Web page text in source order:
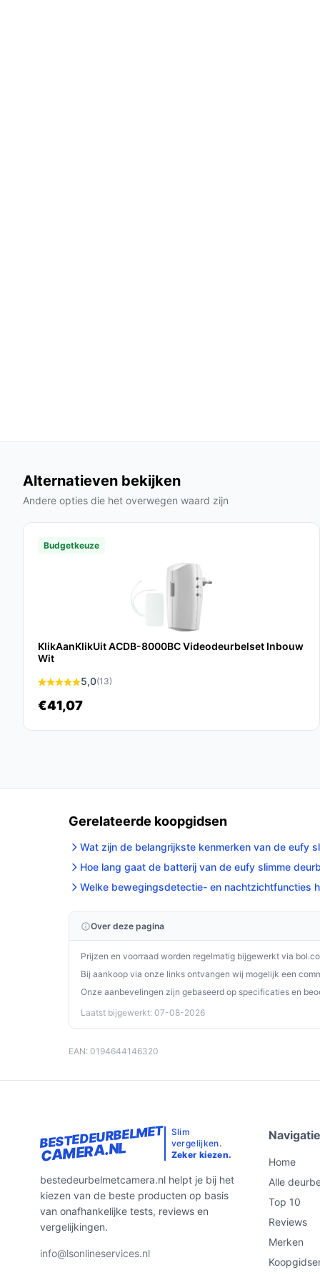
en de instellingen.
Is dit geschikt voor buitengebruik?
Ja, de deurbel is waterbestendig en ontworpen
Wat zijn de belangrijkste verschillen met
In vergelijking met andere merken biedt Eufy
beeldkwaliteit en gebruiksgemak zonder
Conclusie
De Eufy by Anker Videodeurbel + 2K
oplossing. Met deze combinatie ben je altijd op
Ontdek alle specificaties en vergelijk prijzen op
Alternatieven bekijken
Andere opties die het overwegen waard zijn
Budgetkeuze
KlikAanKlikUit ACDB-8000BC Videodeurbelset Inbouw
Wit
5,0(13)
€41,07
Gerelateerde koopgidsen
Wat zijn de belangrijkste kenmerken van de eufy
Hoe lang gaat de batterij van de eufy slimme
Welke bewegingsdetectie- en nachtzichtfuncties
Over deze pagina
Prijzen en voorraad worden regelmatig bijgewerkt via
Bij aankoop via onze links ontvangen wij mogelijk een
Onze aanbevelingen zijn gebaseerd op specificaties en
Laatst bijgewerkt: 07-08-2026
EAN: 0194644146320
BESTEDEURBELMET
CAMERA.NL
Slim
vergelijken.
Zeker kiezen.
bestedeurbelmetcamera.nl helpt je bij het
kiezen van de beste producten op basis
van onafhankelijke tests, reviews en
vergelijkingen.
info@lsonlineservices.nl
Navigatie
Home
Alle
Top 10
Reviews
Merken